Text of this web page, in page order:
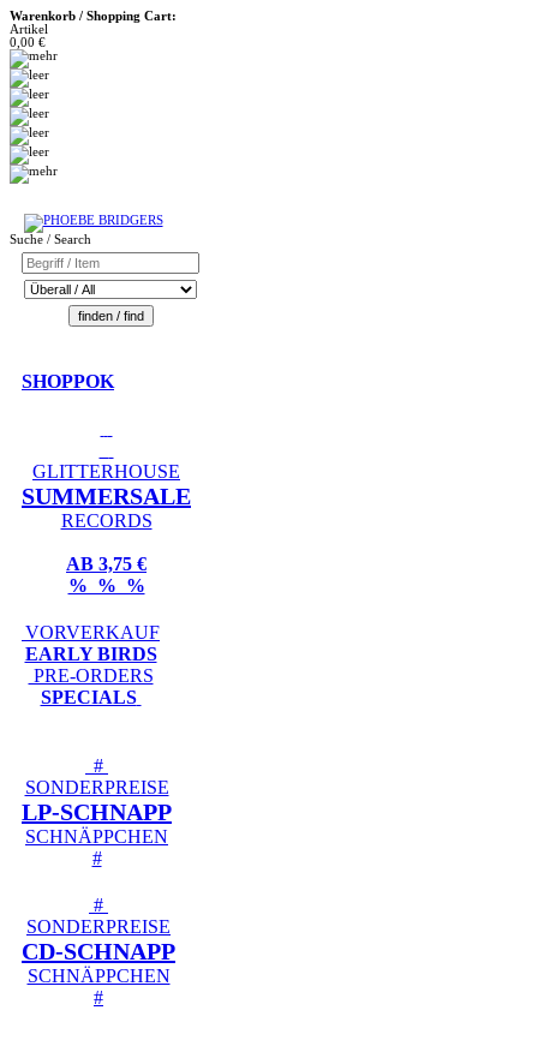
Warenkorb / Shopping Cart:
Artikel
0,00 €
Suche / Search
SHOPPOK
GLITTERHOUSE
SUMMERSALE
RECORDS
AB 3,75 €
% % %
VORVERKAUF
EARLY BIRDS
PRE-ORDERS
SPECIALS
#
SONDERPREISE
LP-SCHNAPP
SCHNÄPPCHEN
#
#
SONDERPREISE
CD-SCHNAPP
SCHNÄPPCHEN
#